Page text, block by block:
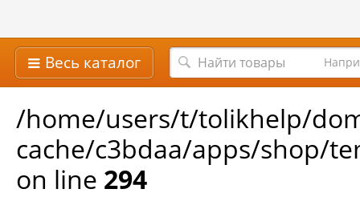
Весь каталог
/home/users/t/tolikhelp/
cache/c3bdaa/apps/shop/
on line 294